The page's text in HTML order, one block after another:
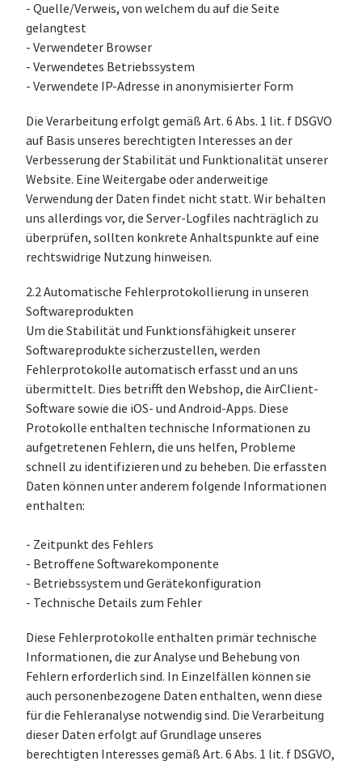
- Quelle/Verweis, von welchem du auf die Seite
gelangtest
- Verwendeter Browser
- Verwendetes Betriebssystem
- Verwendete IP-Adresse in anonymisierter Form
Die Verarbeitung erfolgt gemäß Art. 6 Abs. 1 lit. f DSGVO
auf Basis unseres berechtigten Interesses an der
Verbesserung der Stabilität und Funktionalität unserer
Website. Eine Weitergabe oder anderweitige
Verwendung der Daten findet nicht statt. Wir behalten
uns allerdings vor, die Server-Logfiles nachträglich zu
überprüfen, sollten konkrete Anhaltspunkte auf eine
rechtswidrige Nutzung hinweisen.
2.2 Automatische Fehlerprotokollierung in unseren
Softwareprodukten
Um die Stabilität und Funktionsfähigkeit unserer
Softwareprodukte sicherzustellen, werden
Fehlerprotokolle automatisch erfasst und an uns
übermittelt. Dies betrifft den Webshop, die AirClient-
Software sowie die iOS- und Android-Apps. Diese
Protokolle enthalten technische Informationen zu
aufgetretenen Fehlern, die uns helfen, Probleme
schnell zu identifizieren und zu beheben. Die erfassten
Daten können unter anderem folgende Informationen
enthalten:
- Zeitpunkt des Fehlers
- Betroffene Softwarekomponente
- Betriebssystem und Gerätekonfiguration
- Technische Details zum Fehler
Diese Fehlerprotokolle enthalten primär technische
Informationen, die zur Analyse und Behebung von
Fehlern erforderlich sind. In Einzelfällen können sie
auch personenbezogene Daten enthalten, wenn diese
für die Fehleranalyse notwendig sind. Die Verarbeitung
dieser Daten erfolgt auf Grundlage unseres
berechtigten Interesses gemäß Art. 6 Abs. 1 lit. f DSGVO,